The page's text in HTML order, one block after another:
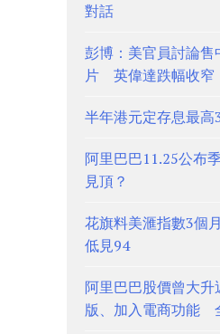
對話
彭博：美官員討論
片 英偉達跌幅收
半年港元定存息最
阿里巴巴11.25公布
見頂？
花旗料美滙指數3個
低見94
阿里巴巴股價曾大
版、加入電商功能